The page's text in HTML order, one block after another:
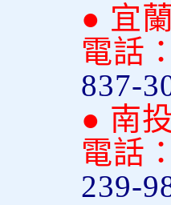
● 宜
電話：
837-
● 南
電話：
239-